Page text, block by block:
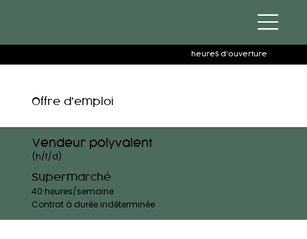
heures d'ouverture
Offre d'emploi
Vendeur polyvalent
(h/f/d)
Supermarché
40 heures/semaine
Contrat à durée indéterminée